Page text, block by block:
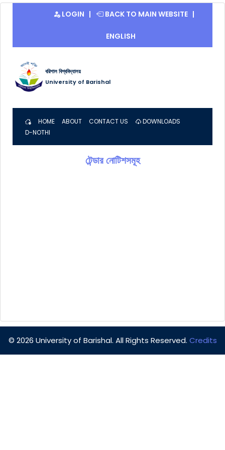
LOGIN BACK TO MAIN WEBSITE
ENGLISH
বরিশাল বিশ্ববিদ্যালয়
University of Barishal
HOME ABOUT CONTACT US
DOWNLOADS
D-NOTHI
টেন্ডার নোটিশসমূহ
© 2026 University of Barishal. All Rights Reserved. Credits